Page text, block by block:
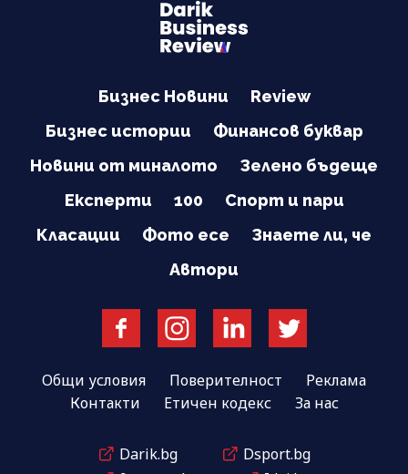
Бизнес Новини
Review
Бизнес истории
Финансов буквар
Новини от миналото
Зелено бъдеще
Експерти
100
Спорт и пари
Класации
Фото есе
Знаете ли, че
Автори
Общи условия Поверителност
Реклама
Контакти
Етичен кодекс За нас
Darik.bg
Dsport.bg